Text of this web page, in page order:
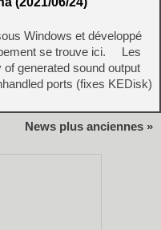
Windows et développé
se trouve ici. Les
generated sound output
ports (fixes KEDisk)
News plus anciennes »